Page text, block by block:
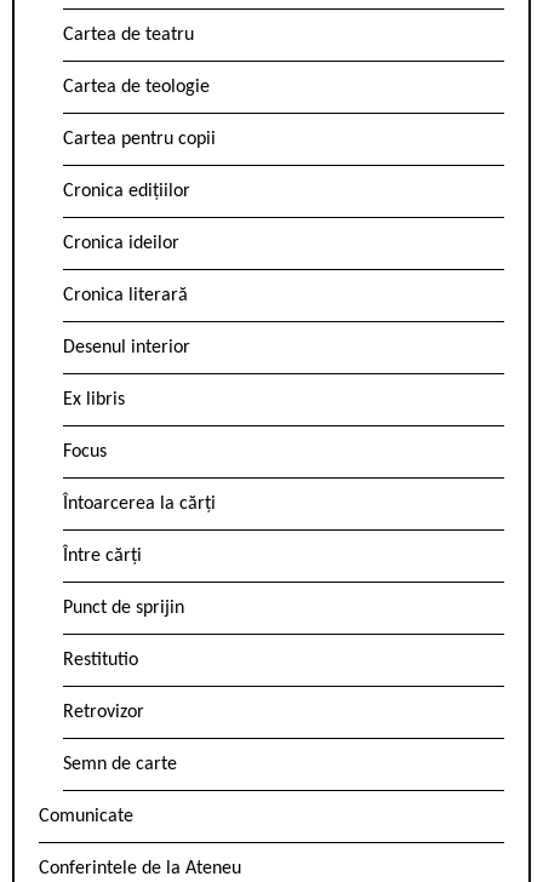
Cartea de teatru
Cartea de teologie
Cartea pentru copii
Cronica edițiilor
Cronica ideilor
Cronica literară
Desenul interior
Ex libris
Focus
Întoarcerea la cărți
Între cărți
Punct de sprijin
Restitutio
Retrovizor
Semn de carte
Comunicate
Conferintele de la Ateneu